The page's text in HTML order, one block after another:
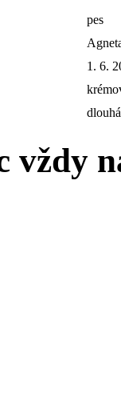
pes
1. 6.
dlouhá
vždy